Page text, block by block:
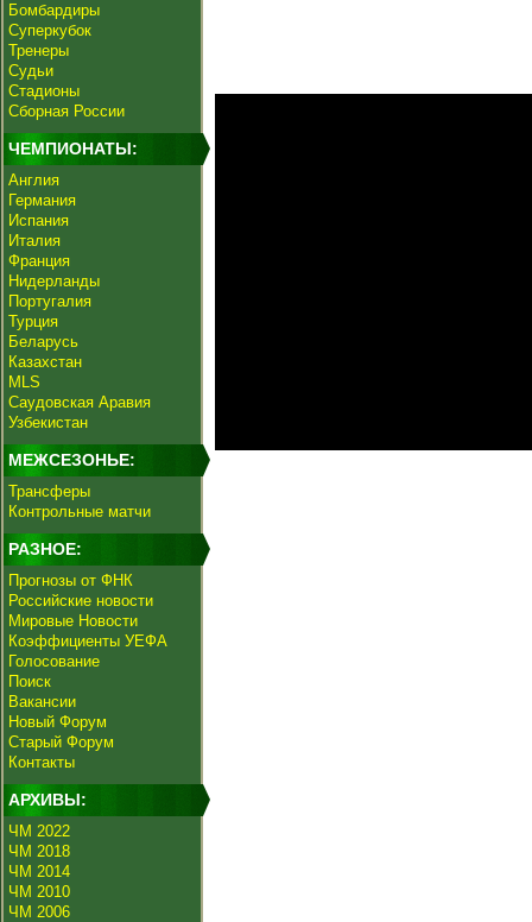
Бомбардиры
Суперкубок
Тренеры
Судьи
Стадионы
Сборная России
ЧЕМПИОНАТЫ:
Англия
Германия
Испания
Италия
Франция
Нидерланды
Португалия
Турция
Беларусь
Казахстан
MLS
Саудовская Аравия
Узбекистан
МЕЖСЕЗОНЬЕ:
Трансферы
Контрольные матчи
РАЗНОЕ:
Прогнозы от ФНК
Российские новости
Мировые Новости
Коэффициенты УЕФА
Голосование
Поиск
Вакансии
Новый Форум
Старый Форум
Контакты
АРХИВЫ:
ЧМ 2022
ЧМ 2018
ЧМ 2014
ЧМ 2010
ЧМ 2006